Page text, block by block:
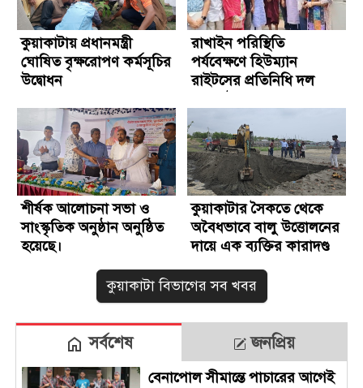
কুয়াকাটায় প্রধানমন্ত্রী
ঘোষিত বৃক্ষরোপণ কর্মসূচির
উদ্বোধন
রাখাইন পরিস্থিতি
পর্যবেক্ষণে হিউম্যান
রাইটসের প্রতিনিধি দল
শীর্ষক আলোচনা সভা ও
সাংস্কৃতিক অনুষ্ঠান অনুষ্ঠিত
হয়েছে।
কুয়াকাটার সৈকতে থেকে
অবৈধভাবে বালু উত্তোলনের
দায়ে এক ব্যক্তির কারাদণ্ড
কুয়াকাটা বিভাগের সব খবর
সর্বশেষ জনপ্রিয়
বেনাপোল সীমান্তে পাচারের আগেই